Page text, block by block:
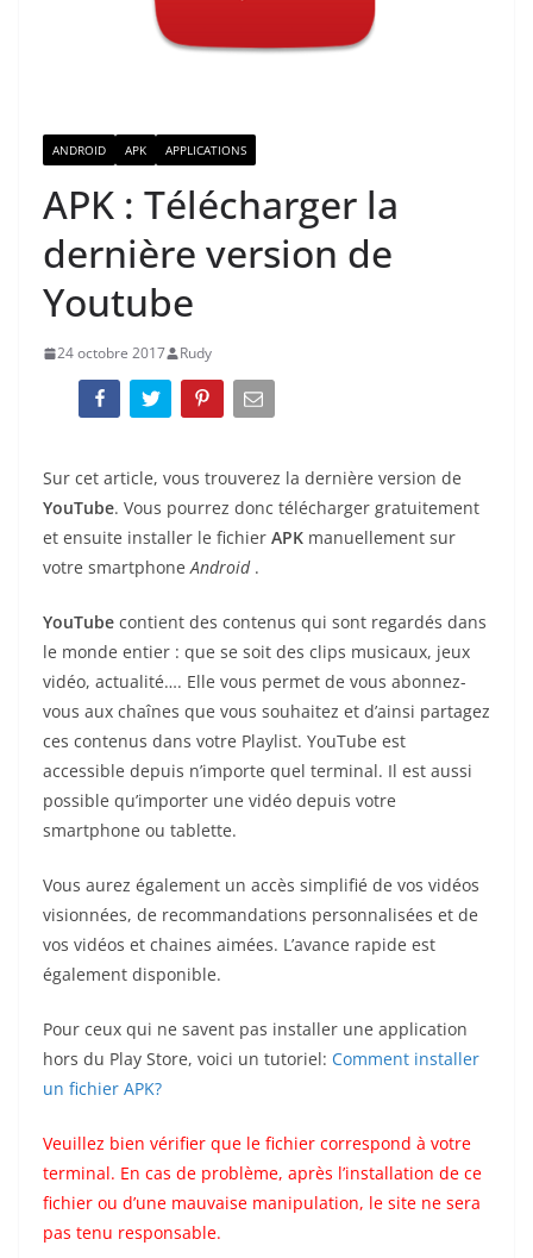
ANDROID APK APPLICATIONS
APK : Télécharger la
dernière version de
Youtube
24 octobre 2017 Rudy
Sur cet article, vous trouverez la dernière version de
YouTube. Vous pourrez donc télécharger gratuitement
et ensuite installer le fichier APK manuellement sur
votre smartphone Android .
YouTube contient des contenus qui sont regardés dans
le monde entier : que se soit des clips musicaux, jeux
vidéo, actualité…. Elle vous permet de vous abonnez-
vous aux chaînes que vous souhaitez et d’ainsi partagez
ces contenus dans votre Playlist. YouTube est
accessible depuis n’importe quel terminal. Il est aussi
possible qu’importer une vidéo depuis votre
smartphone ou tablette.
Vous aurez également un accès simplifié de vos vidéos
visionnées, de recommandations personnalisées et de
vos vidéos et chaines aimées. L’avance rapide est
également disponible.
Pour ceux qui ne savent pas installer une application
hors du Play Store, voici un tutoriel: Comment installer
un fichier APK?
Veuillez bien vérifier que le fichier correspond à votre
terminal. En cas de problème, après l’installation de ce
fichier ou d’une mauvaise manipulation, le site ne sera
pas tenu responsable.